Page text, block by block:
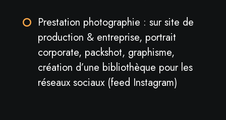
Prestation photographie : sur site de
production & entreprise, portrait
corporate, packshot, graphisme,
création d’une bibliothèque pour les
réseaux sociaux (feed Instagram)